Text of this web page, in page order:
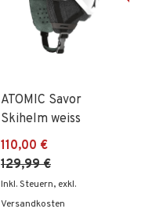
ATOMIC Savor
Skihelm weiss
110,00 €
129,99 €
Inkl. Steuern, exkl.
Versandkosten